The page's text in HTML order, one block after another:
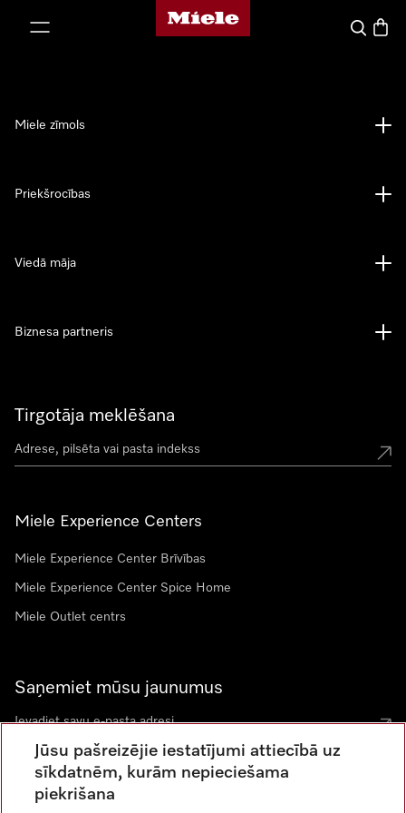
Miele mājas lapa
Tirgotāja meklēšana
Miele Experience Centers
Miele Experience Center Brīvības
Miele Experience Center Spice Home
Miele Outlet centrs
Saņemiet mūsu jaunumus
Miele zīmols
Priekšrocības
Viedā māja
Biznesa partneris
Jūsu pašreizējie iestatījumi attiecībā uz
sīkdatnēm, kurām nepieciešama
piekrišana